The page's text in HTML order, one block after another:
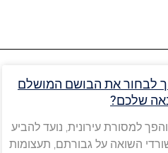
לבחור את הבושם המושלם
למסורת עירונית, נועד להביע
השואה על גבורתם, תעצומות